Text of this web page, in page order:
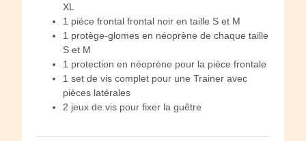
XL
1 piéce frontal frontal noir en taille S et M
1 protège-glomes en néoprène de chaque taille
S et M
1 protection en néoprène pour la pièce frontale
1 set de vis complet pour une Trainer avec
pièces latérales
2 jeux de vis pour fixer la guêtre